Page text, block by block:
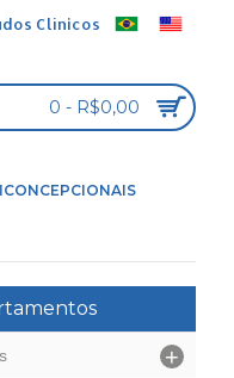
Clínicos
0 - R$0,00
+